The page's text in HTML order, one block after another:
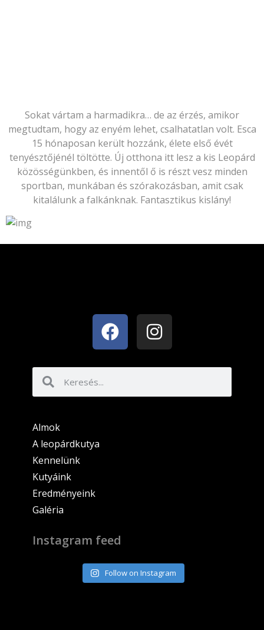
Sokat vártam a harmadikra… de az érzés, amikor
megtudtam, hogy az enyém lehet, csalhatatlan volt. Esca
15 hónaposan került hozzánk, élete első évét
tenyésztőjénél töltötte. Új otthona itt lesz a kis Leopárd
közösségünkben, és innentől ő is részt vesz minden
sportban, munkában és szórakozásban, amit csak
kitalálunk a falkánknak. Fantasztikus kislány!
Almok
A leopárdkutya
Kennelünk
Kutyáink
Eredményeink
Galéria
Instagram feed
Follow on Instagram